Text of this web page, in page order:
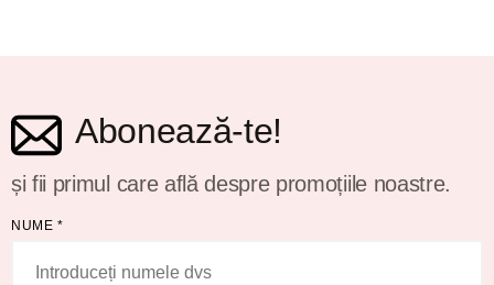
Abonează-te!
și fii primul care află despre promoțiile noastre.
NUME *